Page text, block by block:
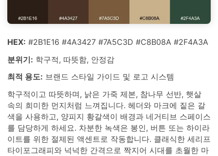
HEX: #2B1E16 #4A3427 #7A5C3D #C8B08A #2F4A3A
분위기: 학구적, 따뜻함, 안정감
최적 용도: 브랜드 스타일 가이드 및 로고 시스템
학구적이고 따뜻하며, 낡은 가죽 제본, 참나무 선반, 햇살
속의 희미한 먼지처럼 느껴집니다. 헤더와 마크에 짙은 갈
색을 사용하고, 양피지 황갈색이 배경과 네거티브 스페이스
를 담당하게 하세요. 차분한 녹색은 봉인, 버튼 또는 하이라
이트를 위한 절제된 액센트로 작동합니다. 클래식한 세리프
타이포그래피와 넉넉한 간격으로 짝지어 시대를 초월한 마